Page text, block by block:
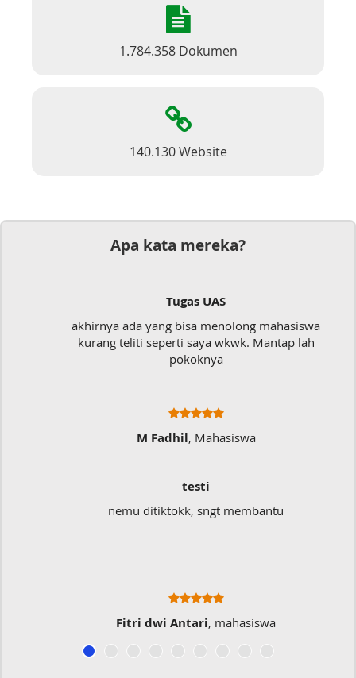
1.784.358 Dokumen
140.130 Website
Apa kata mereka?
Tugas UAS
akhirnya ada yang bisa menolong mahasiswa
kurang teliti seperti saya wkwk. Mantap lah
pokoknya
M Fadhil, Mahasiswa
testi
nemu ditiktokk, sngt membantu
Fitri dwi Antari, mahasiswa